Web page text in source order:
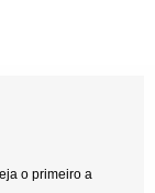
o primeiro a